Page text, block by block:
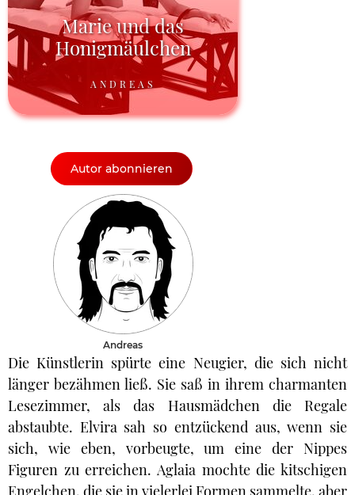
Marie und das
Honigmäulchen
ANDREAS
Autor abonnieren
Andreas
Die Künstlerin spürte eine Neugier, die sich nicht
länger bezähmen ließ. Sie saß in ihrem charmanten
Lesezimmer, als das Hausmädchen die Regale
abstaubte. Elvira sah so entzückend aus, wenn sie
sich, wie eben, vorbeugte, um eine der Nippes
Figuren zu erreichen. Aglaia mochte die kitschigen
Engelchen, die sie in vielerlei Formen sammelte, aber